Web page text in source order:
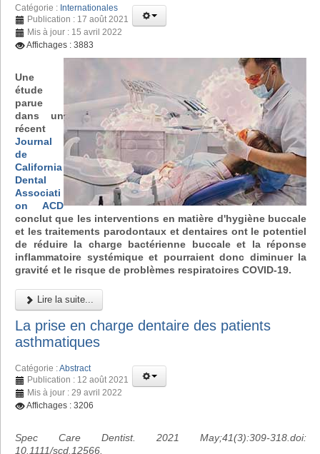
Catégorie : Internationales
Publication : 17 août 2021
Mis à jour : 15 avril 2022
Affichages : 3883
Une
étude
parue
dans un
récent
Journal
de
California
Dental
Associati
on ACD
conclut que les interventions en matière d'hygiène buccale
et les traitements parodontaux et dentaires ont le potentiel
de réduire la charge bactérienne buccale et la réponse
inflammatoire systémique et pourraient donc diminuer la
gravité et le risque de problèmes respiratoires COVID-19.
Lire la suite...
La prise en charge dentaire des patients
asthmatiques
Catégorie :Abstract
Publication : 12 août 2021
Mis à jour : 29 avril 2022
Affichages : 3206
Spec Care Dentist. 2021 May;41(3):309-318.doi:
10.1111/scd.12566.